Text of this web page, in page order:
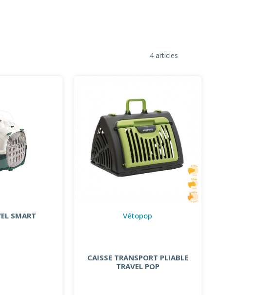
4 articles
SMART Vétopop
CAISSE TRANSPORT PLIABLE
TRAVEL POP